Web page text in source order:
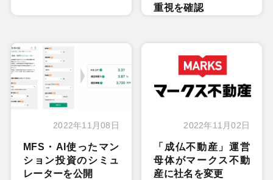
重視を確認
2022年11月08日
MFS・AI使ったマン
ション投資のシミュ
レーターを公開
2022年11月02日
「成仏不動産」運営
母体がマークス不動
産に社名を変更